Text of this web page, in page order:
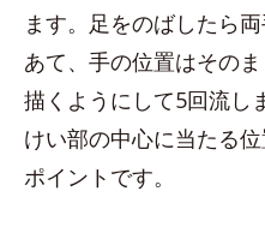
ます。足をのばしたら
あて、手の位置はその
描くようにして5回流し
けい部の中心に当たる
ポイントです。